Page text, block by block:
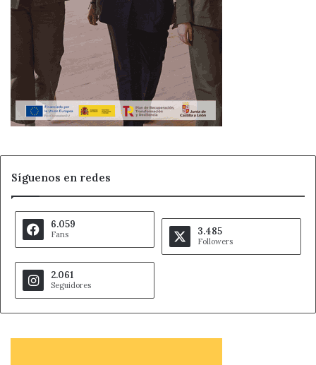
Síguenos en redes
6.059
Fans 3.485
Followers
2.061
Seguidores